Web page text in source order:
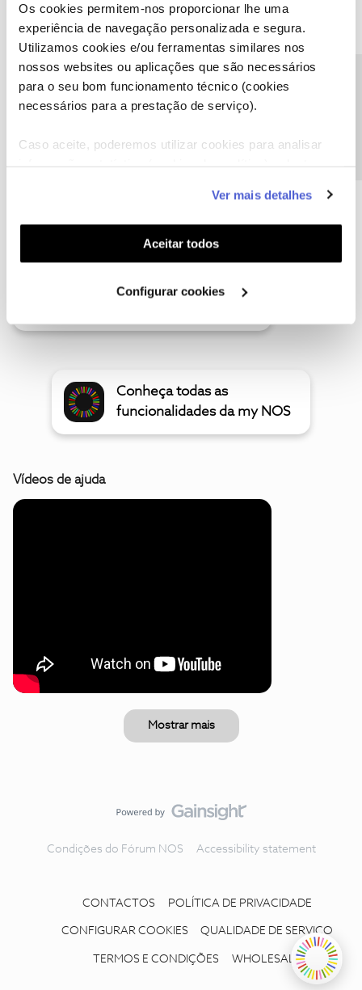
Os cookies permitem-nos proporcionar lhe uma
experiência de navegação personalizada e segura.
Utilizamos cookies e/ou ferramentas similares nos
nossos websites ou aplicações que são necessários
para o seu bom funcionamento técnico (cookies
necessários para a prestação de serviço).
Caso aceite, poderemos utilizar cookies para analisar
funcionalidades (cookies de personalização e
funcionalidade) e adaptar anúncios aos seus interesses
(cookies de publicidade personalizada). Pode gerir a
utilização dos cookies clicando em "Configurar
Ver mais detalhes
Aceitar todos
Configurar cookies
A poupança que COMBINA
Conheça todas as
funcionalidades da my NOS
Vídeos de ajuda
Mostrar mais
Condições do Fórum NOS Accessibility statement
CONTACTOS POLÍTICA DE PRIVACIDADE
CONFIGURAR COOKIES QUALIDADE DE SERVIÇO
TERMOS E CONDIÇÕES WHOLESALE